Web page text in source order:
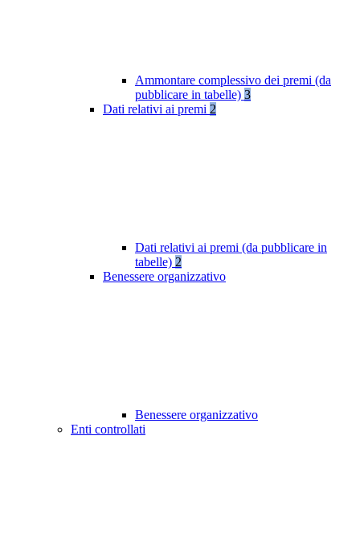
Ammontare complessivo dei premi (da
pubblicare in tabelle) 3
Dati relativi ai premi 2
Dati relativi ai premi (da pubblicare in
tabelle) 2
Benessere organizzativo
Benessere organizzativo
Enti controllati